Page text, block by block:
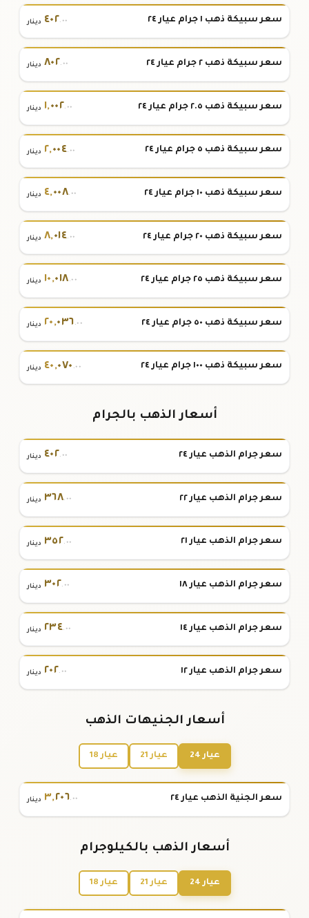
سعر سبيكة ذهب ١ جرام عيار ٢٤ ٤٠٢.٠٠ دينار
سعر سبيكة ذهب ٢ جرام عيار ٢٤ ٨٠٢.٠٠ دينار
سعر سبيكة ذهب ٢.٥ جرام عيار ٢٤ ١,٠٠٢.٠٠ دينار
سعر سبيكة ذهب ٥ جرام عيار ٢٤ ٢,٠٠٤.٠٠ دينار
سعر سبيكة ذهب ١٠ جرام عيار ٢٤ ٤,٠٠٨.٠٠ دينار
سعر سبيكة ذهب ٢٠ جرام عيار ٢٤ ٨,٠١٤.٠٠ دينار
سعر سبيكة ذهب ٢٥ جرام عيار ٢٤ ١٠,٠١٨.٠٠ دينار
سعر سبيكة ذهب ٥٠ جرام عيار ٢٤ ٢٠,٠٣٦.٠٠ دينار
سعر سبيكة ذهب ١٠٠ جرام عيار ٢٤ ٤٠,٠٧٠ .٠٠ دينار
أسعار الذهب بالجرام
سعر جرام الذهب عيار ٢٤ ٤٠٢.٠٠ دينار
سعر جرام الذهب عيار ٢٢ ٣٦٨.٠٠ دينار
سعر جرام الذهب عيار ٢١ ٣٥٢.٠٠ دينار
سعر جرام الذهب عيار ١٨ ٣٠٢.٠٠ دينار
سعر جرام الذهب عيار ١٤ ٢٣٤.٠٠ دينار
سعر جرام الذهب عيار ١٢ ٢٠٢.٠٠ دينار
أسعار الجنيهات الذهب
عيار 24 عيار 21 عيار 18
سعر الجنية الذهب عيار ٢٤ ٣,٢٠٦.٠٠ دينار
أسعار الذهب بالكيلوجرام
عيار 24 عيار 21 عيار 18